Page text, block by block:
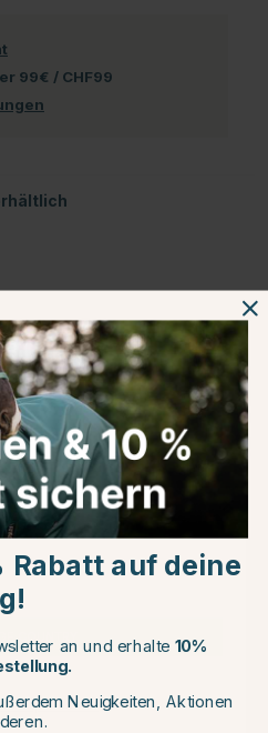
99€ / CHF99
gefallen könnten
COUNTRY
to equinest.de
Rabatt auf deine
an und erhalte 10%
Neuigkeiten, Aktionen